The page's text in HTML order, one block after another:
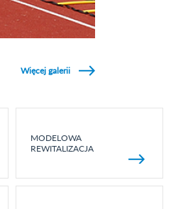
Więcej galerii
MODELOWA
REWITALIZACJA